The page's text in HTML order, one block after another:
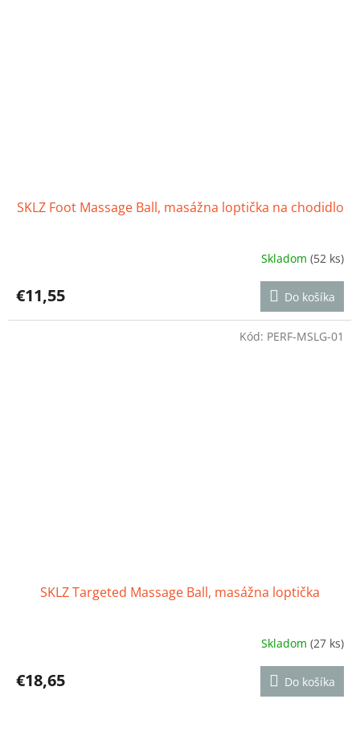
SKLZ Foot Massage Ball, masážna loptička na chodidlo
produktu
je
4,8
Skladom(52 ks)
€11,55 Do košíka
SKLZ Targeted Massage Ball, masážna loptička
produktu
je
Skladom(27 ks)
€18,65 Do košíka
Kód: PERF-MSLG-01